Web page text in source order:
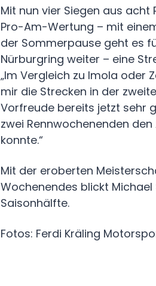
Mit nun vier Siegen aus
Pro-Am-Wertung – mit
der Sommerpause geht es
Nürburgring weiter – eine
„Im Vergleich zu Imola oder
mir die Strecken in der
Vorfreude bereits jetzt sehr
zwei Rennwochenenden
konnte.“
Mit der eroberten
Wochenendes blickt
Saisonhälfte.
F otos: Ferdi Kräling